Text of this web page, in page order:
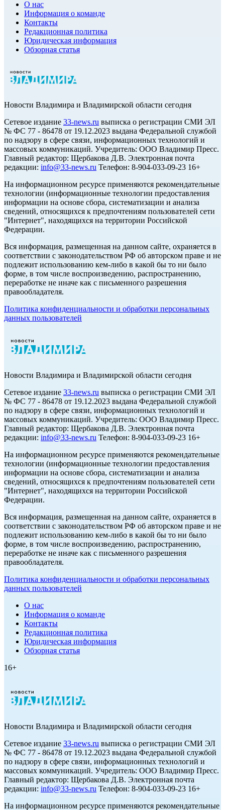
О нас
Информация о команде
Контакты
Редакционная политика
Юридическая информация
Обзорная статья
Новости Владимира и Владимирской области сегодня
Cетевое издание 33-news.ru выписка о регистрации СМИ ЭЛ
№ ФС 77 - 86478 от 19.12.2023 выдана Федеральной службой
по надзору в сфере связи, информационных технологий и
массовых коммуникаций. Учредитель: ООО Владимир Пресс.
Главный редактор: Щербакова Д.В. Электронная почта
редакции: info@33-news.ru Телефон: 8-904-033-09-23 16+
На информационном ресурсе применяются рекомендательные
технологии (информационные технологии предоставления
информации на основе сбора, систематизации и анализа
сведений, относящихся к предпочтениям пользователей сети
"Интернет", находящихся на территории Российской
Федерации.
Вся информация, размещенная на данном сайте, охраняется в
соответствии с законодательством РФ об авторском праве и не
подлежит использованию кем-либо в какой бы то ни было
форме, в том числе воспроизведению, распространению,
переработке не иначе как с письменного разрешения
правообладателя.
Политика конфиденциальности и обработки персональных
данных пользователей
Новости Владимира и Владимирской области сегодня
Cетевое издание 33-news.ru выписка о регистрации СМИ ЭЛ
№ ФС 77 - 86478 от 19.12.2023 выдана Федеральной службой
по надзору в сфере связи, информационных технологий и
массовых коммуникаций. Учредитель: ООО Владимир Пресс.
Главный редактор: Щербакова Д.В. Электронная почта
редакции: info@33-news.ru Телефон: 8-904-033-09-23 16+
На информационном ресурсе применяются рекомендательные
технологии (информационные технологии предоставления
информации на основе сбора, систематизации и анализа
сведений, относящихся к предпочтениям пользователей сети
"Интернет", находящихся на территории Российской
Федерации.
Вся информация, размещенная на данном сайте, охраняется в
соответствии с законодательством РФ об авторском праве и не
подлежит использованию кем-либо в какой бы то ни было
форме, в том числе воспроизведению, распространению,
переработке не иначе как с письменного разрешения
правообладателя.
Политика конфиденциальности и обработки персональных
данных пользователей
О нас
Информация о команде
Контакты
Редакционная политика
Юридическая информация
Обзорная статья
16+
Новости Владимира и Владимирской области сегодня
Cетевое издание 33-news.ru выписка о регистрации СМИ ЭЛ
№ ФС 77 - 86478 от 19.12.2023 выдана Федеральной службой
по надзору в сфере связи, информационных технологий и
массовых коммуникаций. Учредитель: ООО Владимир Пресс.
Главный редактор: Щербакова Д.В. Электронная почта
редакции: info@33-news.ru Телефон: 8-904-033-09-23 16+
На информационном ресурсе применяются рекомендательные